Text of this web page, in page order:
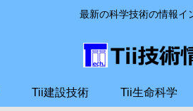
最新の科学技術の情報イ
Tii建設技術 Tii生命科学